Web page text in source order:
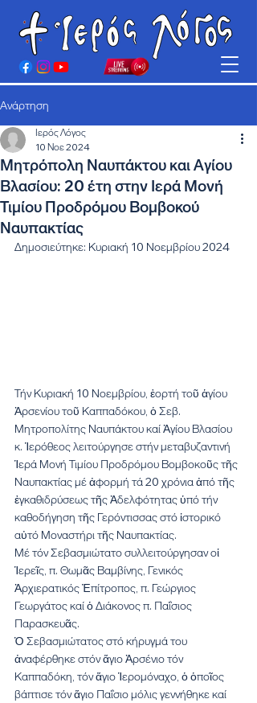
Ανάρτηση
Μητρόπολη Ναυπάκτου και Αγίου
Βλασίου: 20 έτη στην Ιερά Μονή
Τιμίου Προδρόμου Βομβοκού
Ναυπακτίας
Ιερός Λόγος
10 Νοε 2024
Δημοσιεύτηκε: Κυριακή 10 Νοεμβρίου 2024
Τήν Κυριακή 10 Νοεμβρίου, ἑορτή τοῦ ἁγίου
Ἀρσενίου τοῦ Καππαδόκου, ὁ Σεβ.
Μητροπολίτης Ναυπάκτου καί Ἁγίου Βλασίου
κ. Ἱερόθεος λειτούργησε στήν μεταβυζαντινή
Ἱερά Μονή Τιμίου Προδρόμου Βομβοκοῦς τῆς
Ναυπακτίας μέ ἀφορμή τά 20 χρόνια ἀπό τῆς
ἐγκαθιδρύσεως τῆς Ἀδελφότητας ὑπό τήν
καθοδήγηση τῆς Γερόντισσας στό ἱστορικό
αὐτό Μοναστήρι τῆς Ναυπακτίας.
Μέ τόν Σεβασμιώτατο συλλειτούργησαν οἱ
Ἱερεῖς, π. Θωμᾶς Βαμβίνης, Γενικός
Ἀρχιερατικός Ἐπίτροπος, π. Γεώργιος
Γεωργάτος καί ὁ Διάκονος π. Παΐσιος
Παρασκευᾶς.
Ὁ Σεβασμιώτατος στό κήρυγμά του
ἀναφέρθηκε στόν ἅγιο Ἀρσένιο τόν
Καππαδόκη, τόν ἅγιο Ἱερομόναχο, ὁ ὁποῖος
βάπτισε τόν ἅγιο Παΐσιο μόλις γεννήθηκε καί